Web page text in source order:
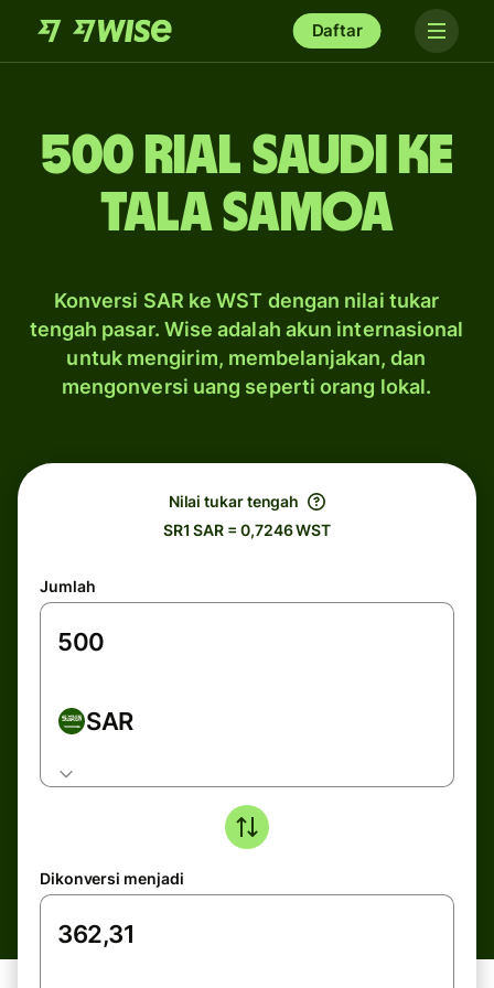
Daftar
500 rial Saudi ke
tala Samoa
Konversi SAR ke WST dengan nilai tukar
tengah pasar. Wise adalah akun internasional
untuk mengirim, membelanjakan, dan
mengonversi uang seperti orang lokal.
Nilai tukar tengah
SR1 SAR = 0,7246 WST
Jumlah
SAR
Dikonversi menjadi